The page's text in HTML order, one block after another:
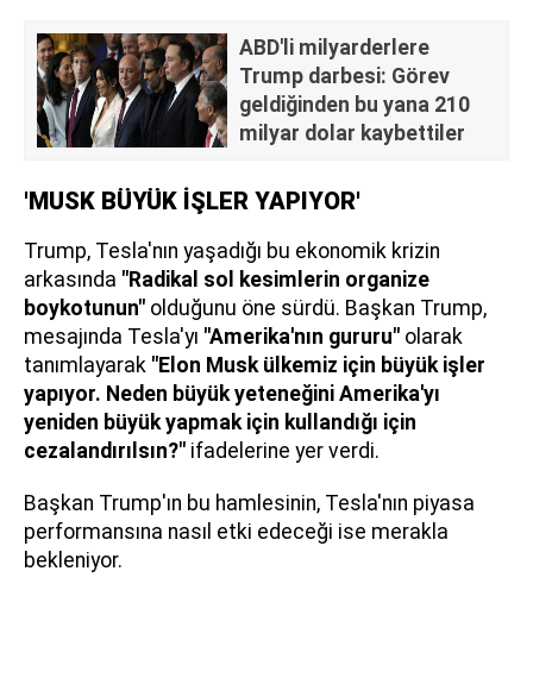
ABD'li milyarderlere
Trump darbesi: Görev
geldiğinden bu yana 210
milyar dolar kaybettiler
'MUSK BÜYÜK İŞLER YAPIYOR'
Trump, Tesla'nın yaşadığı bu ekonomik krizin
arkasında "Radikal sol kesimlerin organize
boykotunun" olduğunu öne sürdü. Başkan Trump,
mesajında Tesla'yı "Amerika'nın gururu" olarak
tanımlayarak "Elon Musk ülkemiz için büyük işler
yapıyor. Neden büyük yeteneğini Amerika'yı
yeniden büyük yapmak için kullandığı için
cezalandırılsın?" ifadelerine yer verdi.
Başkan Trump'ın bu hamlesinin, Tesla'nın piyasa
performansına nasıl etki edeceği ise merakla
bekleniyor.